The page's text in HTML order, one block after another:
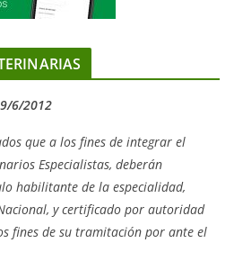
6/2012
que a los fines de integrar el
Especialistas, deberán
habilitante de la especialidad,
ycertificado por autoridad
fines de su tramitación por ante el